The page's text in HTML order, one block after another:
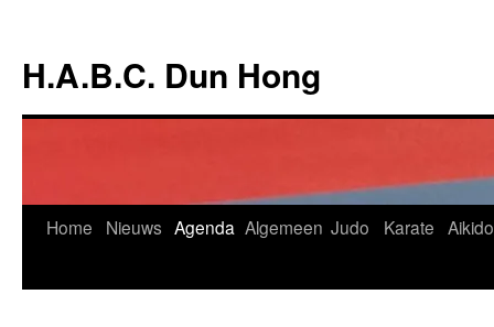
de
inhoud
H.A.B.C. Dun Hong
Home Nieuws Agenda Algemeen Judo Karate Aikido